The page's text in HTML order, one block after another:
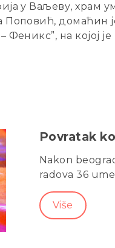
у Ваљеву, храм
домаћин
Феникс”, на којој
Povratak
Nakon
radova 36
Više